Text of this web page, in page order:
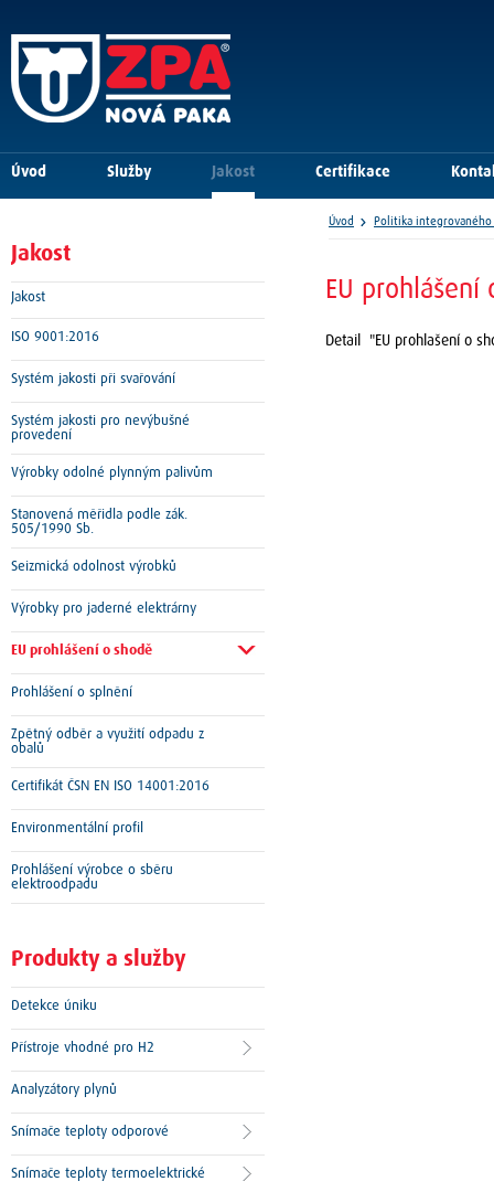
EU prohlášení
Detail "EU prohlašení o
Jakost
Jakost
ISO 9001:2016
Systém jakosti při svařování
Systém jakosti pro nevýbušné
provedení
Výrobky odolné plynným palivům
Stanovená měřidla podle zák.
505/1990 Sb.
Seizmická odolnost výrobků
Výrobky pro jaderné elektrárny
EU prohlášení o shodě
Prohlášení o splnění
Zpětný odběr a využití odpadu z
obalů
Certifikát ČSN EN ISO 14001:2016
Environmentální profil
Prohlášení výrobce o sběru
elektroodpadu
Produkty a služby
Detekce úniku
Přístroje vhodné pro H2
Analyzátory plynů
Snímače teploty odporové
Snímače teploty termoelektrické
Úvod Služby Jakost Certifikace
Úvod Politika